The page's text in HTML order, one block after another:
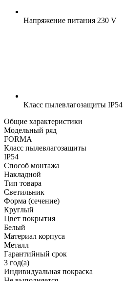
Напряжение питания 230 V
Класс пылевлагозащиты IP54
Общие характеристики
Модельный ряд
FORMA
Класс пылевлагозащиты
IP54
Способ монтажа
Накладной
Тип товара
Светильник
Форма (сечение)
Круглый
Цвет покрытия
Белый
Материал корпуса
Металл
Гарантийный срок
3 год(а)
Индивидуальная покраска